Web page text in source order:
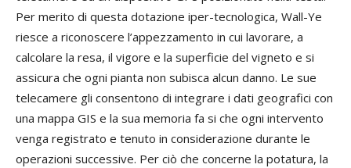
Per merito di questa dotazione iper-tecnologica, Wall-Ye
riesce a riconoscere l’appezzamento in cui lavorare, a
calcolare la resa, il vigore e la superficie del vigneto e si
assicura che ogni pianta non subisca alcun danno. Le sue
telecamere gli consentono di integrare i dati geografici con
una mappa GIS e la sua memoria fa si che ogni intervento
venga registrato e tenuto in considerazione durante le
operazioni successive. Per ciò che concerne la potatura, la